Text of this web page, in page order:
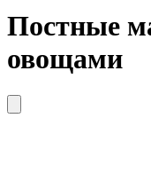
Постные
овощами